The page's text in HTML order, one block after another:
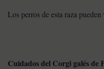
Los perros de esta raza
Cuidados del Corgi galés de